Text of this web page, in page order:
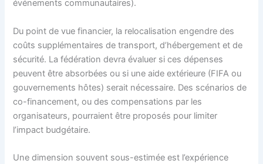
événements communautaires).
Du point de vue financier, la relocalisation engendre des
coûts supplémentaires de transport, d’hébergement et de
sécurité. La fédération devra évaluer si ces dépenses
peuvent être absorbées ou si une aide extérieure (FIFA ou
gouvernements hôtes) serait nécessaire. Des scénarios de
co-financement, ou des compensations par les
organisateurs, pourraient être proposés pour limiter
l’impact budgétaire.
Une dimension souvent sous-estimée est l’expérience